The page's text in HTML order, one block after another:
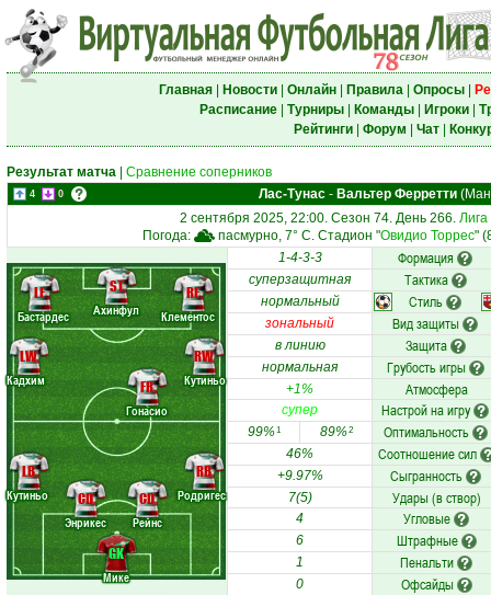
Главная| Новости| Онлайн| Правила| Опросы|
Расписание| Турниры| Команды| Игроки|
Рейтинги| Форум Чат|
Результат матча Сравнение соперников
4 0 Лас-Тунас- Вальтер Ферретти
2 сентября 2025, 22:00. Сезон 74. День 266.
Погода:
пасмурно, 7° C. Стадион "Овидио Торрес"
Мике
Кутиньо
Энрикес
Рейнс
Родригес
Кадхим
Гонасио
Кутиньо
Бастардес Ахинфул Клементос
GK
LB
CD
CD
RB
LW
FR
RW
LF ST RF
1-4-3-3 Формация
суперзащитная Тактика
нормальный Стиль
зональный Вид защиты
в линию Защита
нормальная Грубость игры
+1% Атмосфера
супер Настрой на игру
99%1 89%2 Оптимальность
46% Соотношение сил
+9.97% Сыгранность
7(5) Удары (в створ)
4 Угловые
6 Штрафные
1 Пенальти
0 Офсайды